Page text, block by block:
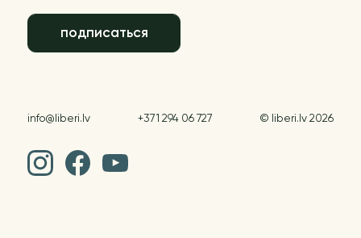
подписаться
info@liberi.lv +371 294 06 727 © liberi.lv 2026